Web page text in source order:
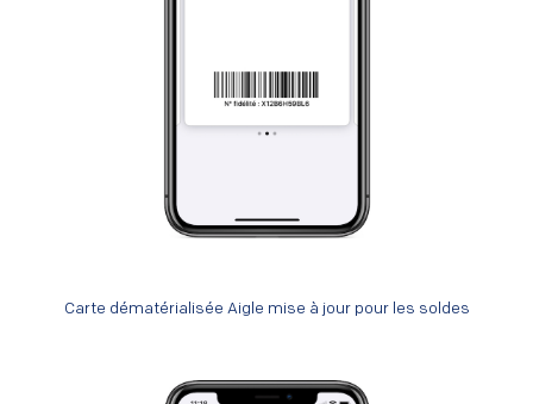
Carte dématérialisée Aigle mise à jour pour les soldes